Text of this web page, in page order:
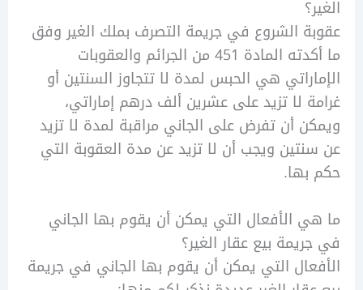
الشروع في جريمة التصرف بملك الغير وفق
ما أكدته المادة 451 من الجرائم والعقوبات
هي الحبس لمدة لا تتجاوز السنتين أو
لا تزيد على عشرين ألف درهم إماراتي،
أن تفرض على الجاني مراقبة لمدة لا تزيد
ويجب أن لا تزيد عن مدة العقوبة التي
الأفعال التي يمكن أن يقوم بها الجاني
بيع عقار الغير؟
التي يمكن أن يقوم بها الجاني في جريمة